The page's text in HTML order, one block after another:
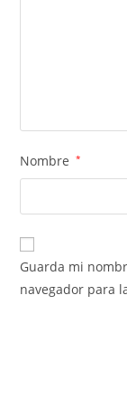
Nombre *
Guarda mi
navegador para